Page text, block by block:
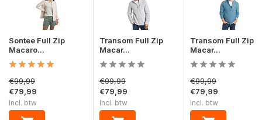
Sontee Full Zip
Macaro...
€99,99
€79,99
Incl. btw
Transom Full Zip
Macar...
€99,99
€79,99
Incl. btw
Transom Full Zip
Macar...
€99,99
€79,99
Incl. btw